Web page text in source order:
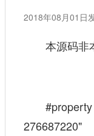
2018年08月01日
本源码非
276687220"